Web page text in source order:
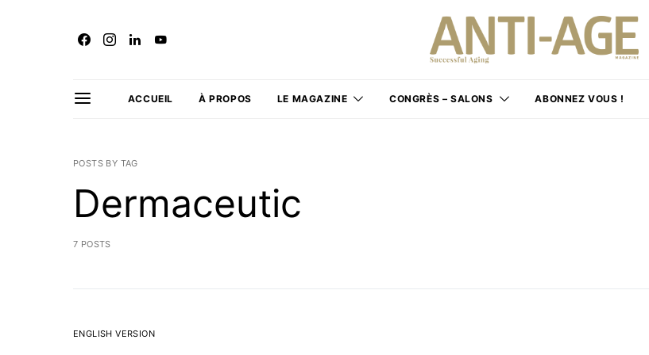
ACCUEIL À PROPOS LE MAGAZINE CONGRÈS – SALONS ABONNEZ VOUS !
POSTS BY TAG
Dermaceutic
7 POSTS
ENGLISH VERSION